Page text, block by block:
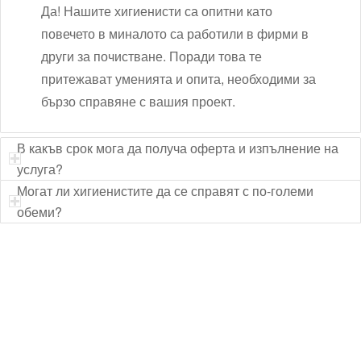
Да! Нашите хигиенисти са опитни като
повечето в миналото са работили в фирми в
други за почистване. Поради това те
притежават уменията и опита, необходими за
бързо справяне с вашия проект.
В какъв срок мога да получа оферта и изпълнение на
услуга?
Могат ли хигиенистите да се справят с по-големи
обеми?